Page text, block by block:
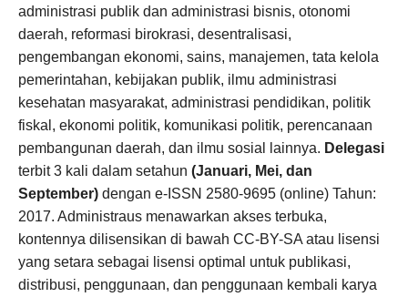
administrasi publik dan administrasi bisnis, otonomi
daerah, reformasi birokrasi, desentralisasi,
pengembangan ekonomi, sains, manajemen, tata kelola
pemerintahan, kebijakan publik, ilmu administrasi
kesehatan masyarakat, administrasi pendidikan, politik
fiskal, ekonomi politik, komunikasi politik, perencanaan
pembangunan daerah, dan ilmu sosial lainnya. Delegasi
terbit 3 kali dalam setahun (Januari, Mei, dan
September)dengan e-ISSN 2580-9695 (online) Tahun:
2017. Administraus menawarkan akses terbuka,
kontennya dilisensikan di bawah CC-BY-SA atau lisensi
yang setara sebagai lisensi optimal untuk publikasi,
distribusi, penggunaan, dan penggunaan kembali karya